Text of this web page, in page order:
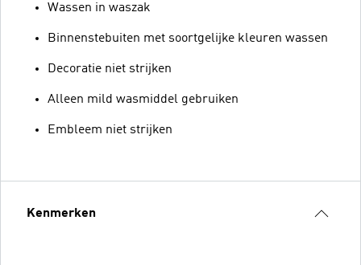
Wassen in waszak
Binnenstebuiten met soortgelijke kleuren wassen
Decoratie niet strijken
Alleen mild wasmiddel gebruiken
Embleem niet strijken
Kenmerken